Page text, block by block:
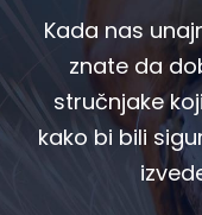
Kada nas
znate da
stručnjake
kako bi bili